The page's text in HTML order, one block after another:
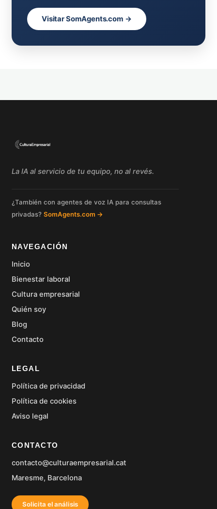
Visitar SomAgents.com →
La IA al servicio de tu equipo, no al revés.
¿También con agentes de voz IA para consultas
privadas? SomAgents.com →
NAVEGACIÓN
Inicio
Bienestar laboral
Cultura empresarial
Quién soy
Blog
Contacto
LEGAL
Política de privacidad
Política de cookies
Aviso legal
CONTACTO
contacto@culturaempresarial.cat
Maresme, Barcelona
Solicita el análisis